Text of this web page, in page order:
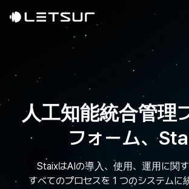
人工知能統合管理
フォーム、
StaixはAIの導入、使用、運用に関
すべてのプロセスを 1 つのシステムに